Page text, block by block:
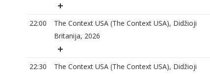
22:00
The Context USA (The Context USA), Didžioji
Britanija, 2026
22:30
The Context USA (The Context USA), Didžioji